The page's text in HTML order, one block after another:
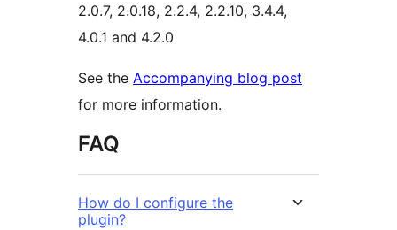
2.0.7, 2.0.18, 2.2.4, 2.2.10, 3.4.4,
4.0.1 and 4.2.0
See the Accompanying blog post
for more information.
FAQ
How do I configure the
plugin?